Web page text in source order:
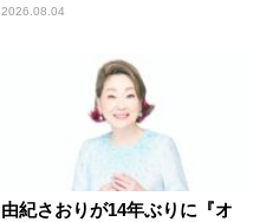
2026.08.04
由紀さおりが14年ぶりに『オ